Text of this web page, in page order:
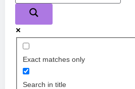
Exact matches only
Search in title